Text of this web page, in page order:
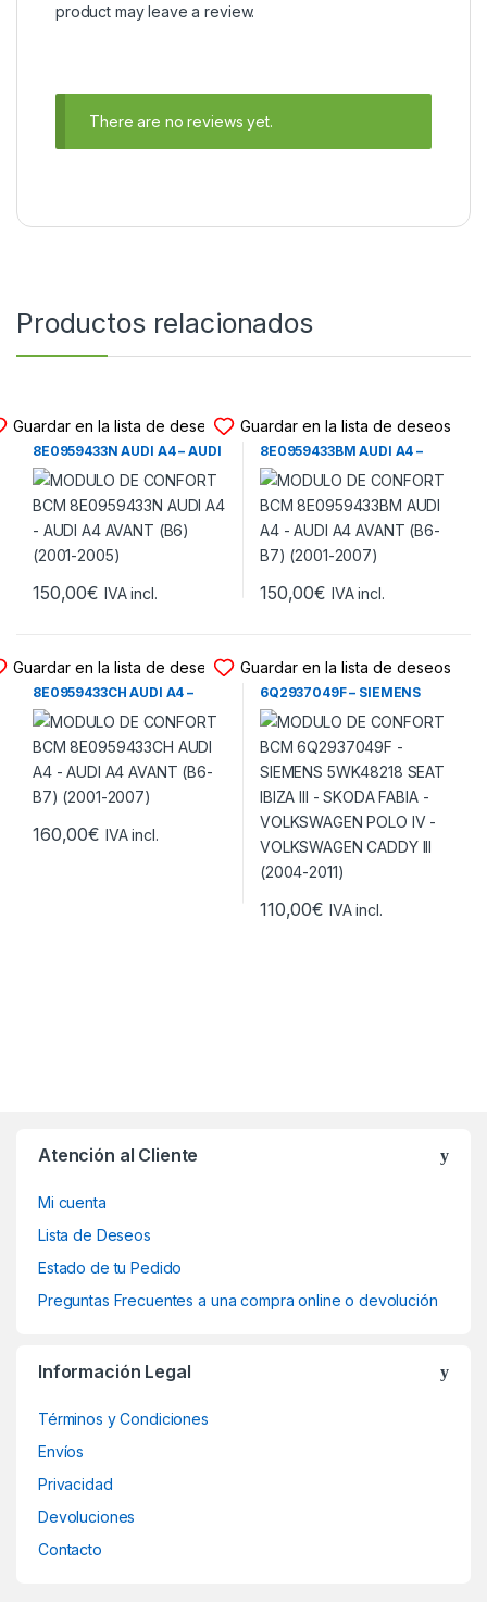
product may leave a review.
There are no reviews yet.
Productos relacionados
Guardar en la lista de deseos
MODULO DE CONFORT BCM
8E0959433N AUDI A4 – AUDI
A4 AVANT (B6) (2001-2005)
150,00€ IVA incl.
Guardar en la lista de deseos
MODULO DE CONFORT BCM
8E0959433BM AUDI A4 –
AUDI A4 AVANT (B6-B7)
(2001-2007)
150,00€ IVA incl.
Guardar en la lista de deseos
MODULO DE CONFORT BCM
8E0959433CH AUDI A4 –
AUDI A4 AVANT (B6-B7)
(2001-2007)
160,00€ IVA incl.
Guardar en la lista de deseos
MODULO DE CONFORT BCM
6Q2937049F – SIEMENS
5WK48218 SEAT IBIZA III –
SKODA FABIA –
VOLKSWAGEN POLO IV –
VOLKSWAGEN CADDY III
(2004-2011)
110,00€ IVA incl.
Atención al Cliente
Mi cuenta
Lista de Deseos
Estado de tu Pedido
Preguntas Frecuentes a una compra online o devolución
Información Legal
Términos y Condiciones
Envíos
Privacidad
Devoluciones
Contacto